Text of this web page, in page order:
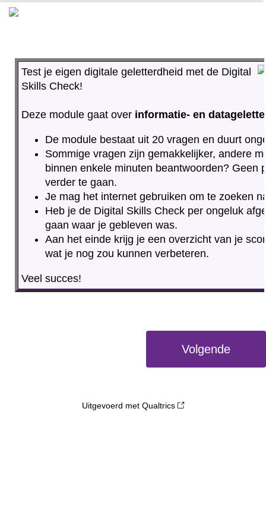
Test je eigen digitale geletterdheid met de Digital
Skills Check!
Deze module gaat over informatie- en
De module bestaat uit 20 vragen en duurt
Sommige vragen zijn gemakkelijker, andere
binnen enkele minuten beantwoorden? Geen
verder te gaan.
Je mag het internet gebruiken om te zoeken
Heb je de Digital Skills Check per ongeluk
gaan waar je gebleven was.
Aan het einde krijg je een overzicht van je
wat je nog zou kunnen verbeteren.
Veel succes!
0%
Uitgevoerd met Qualtrics